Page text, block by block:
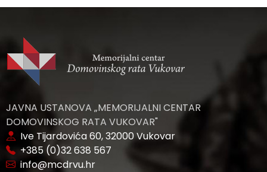
JAVNA USTANOVA „MEMORIJALNI CENTAR
DOMOVINSKOG RATA VUKOVAR"
Ive Tijardovića 60, 32000 Vukovar
+385 (0)32 638 567
info@mcdrvu.hr